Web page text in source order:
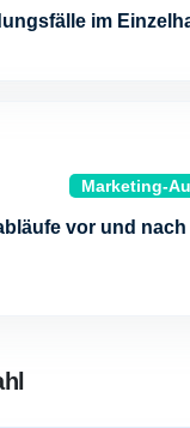
im
Marketing-
vor und nach